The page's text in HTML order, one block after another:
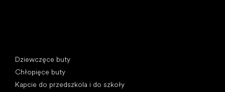
Dziewczęce buty
Chłopięce buty
Kapcie do przedszkola i do szkoły